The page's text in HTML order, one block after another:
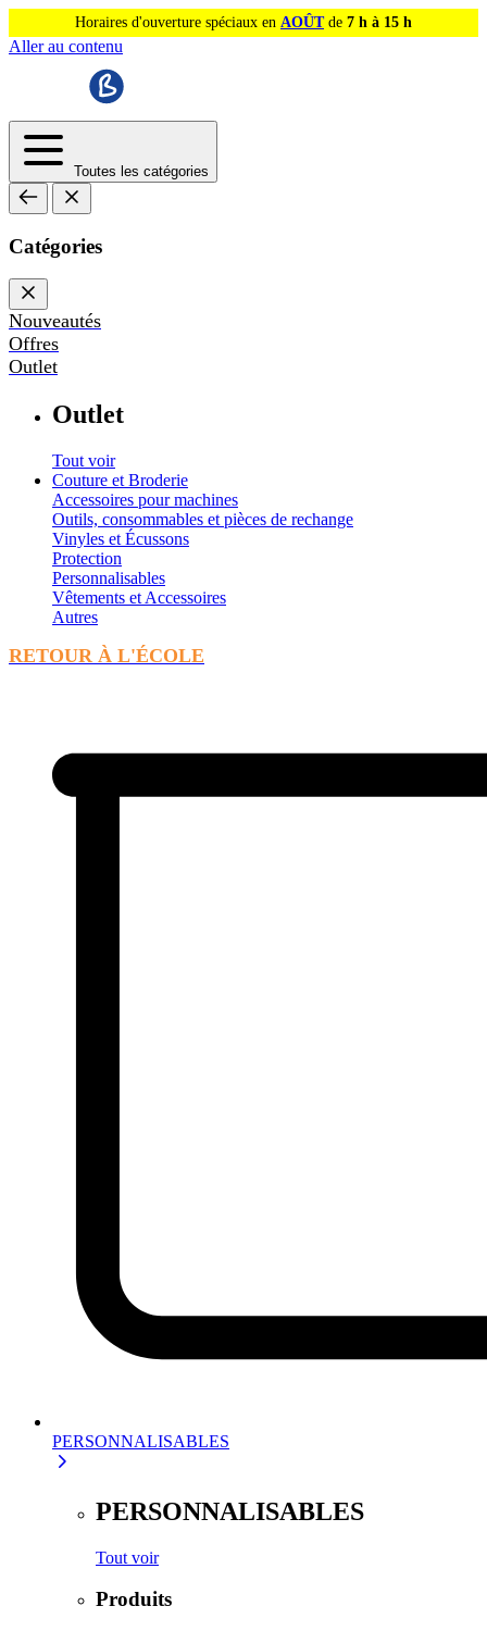
Horaires d'ouverture spéciaux en AOÛTde 7 h à 15 h
Aller au contenu
Toutes les catégories
Catégories
Nouveautés
Offres
Outlet
Outlet
Tout voir
Couture et Broderie
Accessoires pour machines
Outils, consommables et pièces de rechange
Vinyles et Écussons
Protection
Personnalisables
Vêtements et Accessoires
Autres
RETOUR À L'ÉCOLE
PERSONNALISABLES
PERSONNALISABLES
Tout voir
Produits